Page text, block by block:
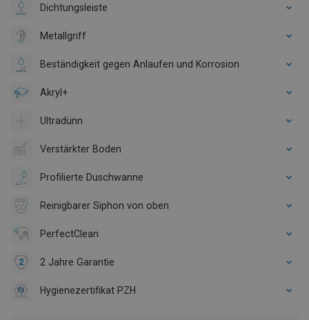
Dichtungsleiste
Metallgriff
Beständigkeit gegen Anlaufen und Korrosion
Akryl+
Ultradünn
Verstärkter Boden
Profilierte Duschwanne
Reinigbarer Siphon von oben
PerfectClean
2 Jahre Garantie
Hygienezertifikat PZH